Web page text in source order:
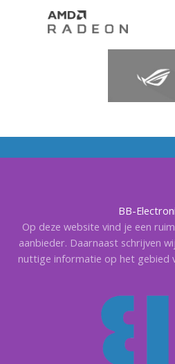
BB-
Op deze website vind je een
aanbieder. Daarnaast schrijven
nuttige informatie op het gebied